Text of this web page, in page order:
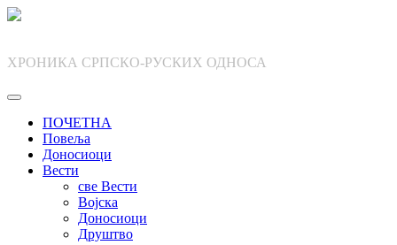
Skip
ХРОНИКА СРПСКО-РУСКИХ ОДНОСА
ПОЧЕТНА
Повеља
Доносиоци
Вести
све Вести
Војска
Доносиоци
Друштво